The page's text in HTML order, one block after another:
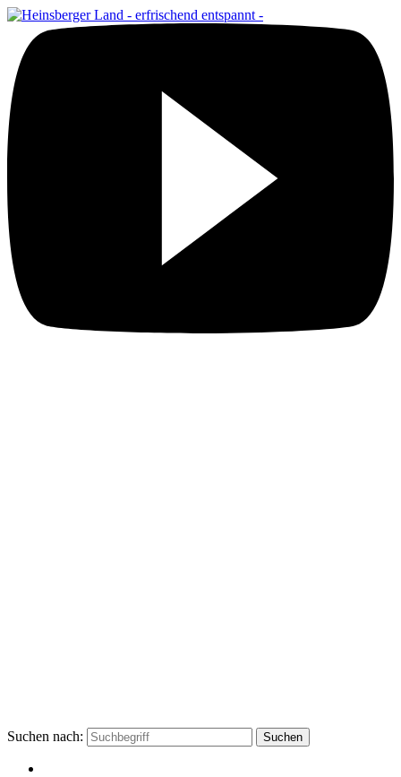
Suchen nach: